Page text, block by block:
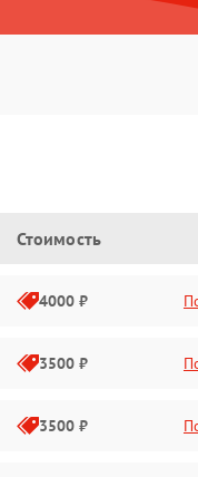
Стоимость
4000 ₽
3500 ₽
3500 ₽